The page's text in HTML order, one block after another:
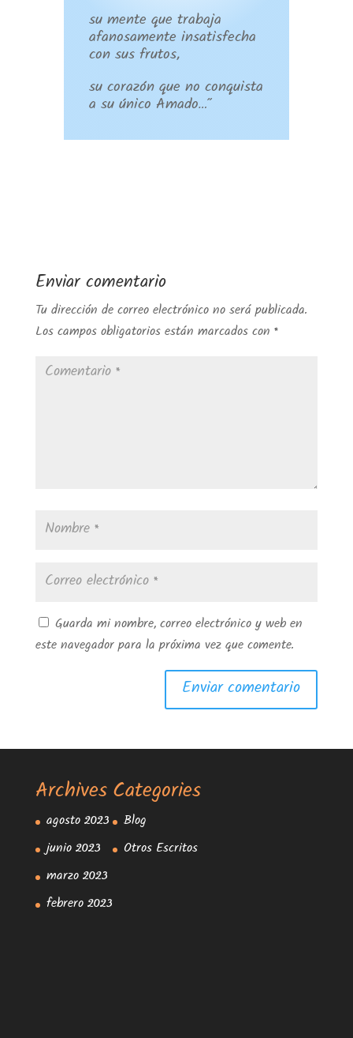
su mente que trabaja
afanosamente insatisfecha
con sus frutos,
su corazón que no conquista
a su único Amado…”
Enviar comentario
Tu dirección de correo electrónico no será publicada.
Los campos obligatorios están marcados con *
Guarda mi nombre, correo electrónico y web en
este navegador para la próxima vez que comente.
Archives
agosto 2023
junio 2023
marzo 2023
febrero 2023
Categories
Blog
Otros Escritos